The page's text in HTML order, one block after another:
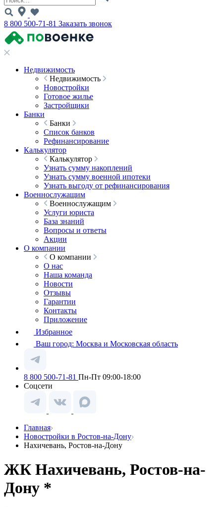
8 800 500-71-81 Заказать звонок
Недвижимость
Недвижимость
Новостройки
Готовое жилье
Застройщики
Банки
Банки
Список банков
Рефинансирование
Калькулятор
Калькулятор
Узнать сумму накоплений
Узнать сумму военной ипотеки
Узнать выгоду от рефинансирования
Военнослужащим
Военнослужащим
Услуги юриста
База знаний
Вопросы и ответы
Акции
О компании
О компании
О нас
Наша команда
Новости
Отзывы
Гарантии
Контакты
Приложение
Избранное
Ваш город: Москва и Московская область
8 800 500-71-81 Пн-Пт 09:00-18:00
Соцсети
Главная
Новостройки в Ростов-на-Дону
Нахичевань, Ростов-на-Дону
ЖК Нахичевань, Ростов-на-
Дону *